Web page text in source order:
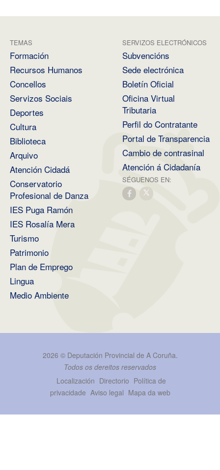
TEMAS
Formación
Recursos Humanos
Concellos
Servizos Sociais
Deportes
Cultura
Biblioteca
Arquivo
Atención Cidadá
Conservatorio
Profesional de Danza
IES Puga Ramón
IES Rosalía Mera
Turismo
Patrimonio
Plan de Emprego
Lingua
Medio Ambiente
SERVIZOS ELECTRÓNICOS
Subvencións
Sede electrónica
Boletín Oficial
Oficina Virtual
Tributaria
Perfil do Contratante
Portal de Transparencia
Cambio de contrasinal
Atención á Cidadanía
SÉGUENOS EN:
2026 © Deputación Provincial de A Coruña.
Todos os dereitos reservados
Localización Directorio Política de
privacidade Aviso legal Mapa da web